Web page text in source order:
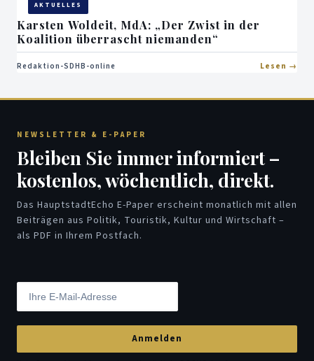
AKTUELLES
Karsten Woldeit, MdA: „Der Zwist in der
Koalition überrascht niemanden“
Redaktion-SDHB-online Lesen
NEWSLETTER & E-PAPER
Bleiben Sie immer informiert –
kostenlos, wöchentlich, direkt.
Das HauptstadtEcho E-Paper erscheint monatlich mit allen
Beiträgen aus Politik, Touristik, Kultur und Wirtschaft –
als PDF in Ihrem Postfach.
Anmelden